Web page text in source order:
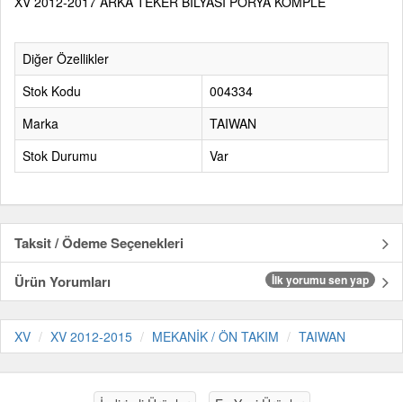
Diğer Özellikler
Stok Kodu
004334
Marka
TAIWAN
Stok Durumu
Var
Taksit / Ödeme Seçenekleri
Ürün Yorumları
İlk yorumu sen yap
XV XV 2012-2015 MEKANİK / ÖN TAKIM TAIWAN